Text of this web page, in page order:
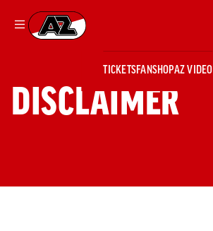
Ga naar onze homepage
TICKETSFANSHOPAZ VIDEO
TICKETS
FANSHOP
DISCLAIMER